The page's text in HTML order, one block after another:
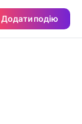
Додати подію